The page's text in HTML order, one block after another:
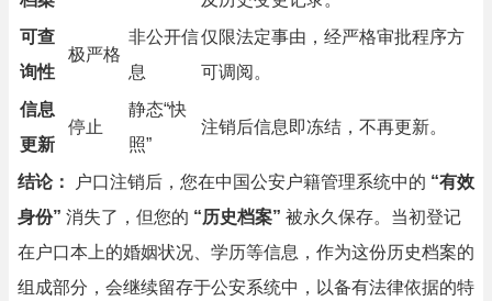
可查
询性
极严格
非公开信
息
仅限法定事由，经严格审批程序方
可调阅。
信息
更新
停止
静态“快
照”
注销后信息即冻结，不再更新。
结论： 户口注销后，您在中国公安户籍管理系统中的 “有效
身份” 消失了，但您的 “历史档案” 被永久保存。当初登记
在户口本上的婚姻状况、学历等信息，作为这份历史档案的
组成部分，会继续留存于公安系统中，以备有法律依据的特